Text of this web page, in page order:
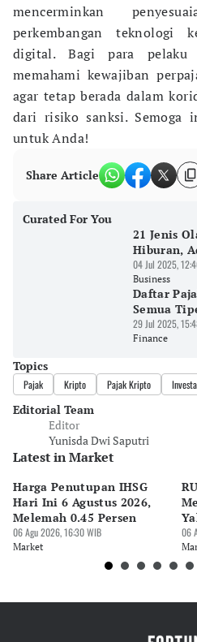
mencerminkan
perkembangan teknologi
digital. Bagi para pelaku
memahami kewajiban
agar tetap berada dalam
dari risiko sanksi. Semoga
untuk Anda!
Share Article
Curated For You
21 Jenis
Hiburan,
04 Jul 2025,
Business
Daftar
Semua
29 Jul 2025,
Finance
Topics
Pajak Kripto Pajak Kripto
Editorial Team
Editor
Yunisda Dwi Saputri
Latest in Market
Harga Penutupan IHSG
Hari Ini 6 Agustus 2026,
Melemah 0.45 Persen
06 Agu 2026, 16:30 WIB
Market
06